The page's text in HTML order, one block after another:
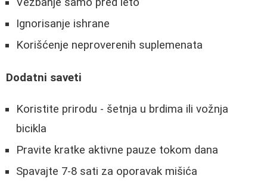
Vežbanje samo pred leto
Ignorisanje ishrane
Korišćenje neproverenih suplemenata
Dodatni saveti
Koristite prirodu - šetnja u brdima ili vožnja
bicikla
Pravite kratke aktivne pauze tokom dana
Spavajte 7-8 sati za oporavak mišića